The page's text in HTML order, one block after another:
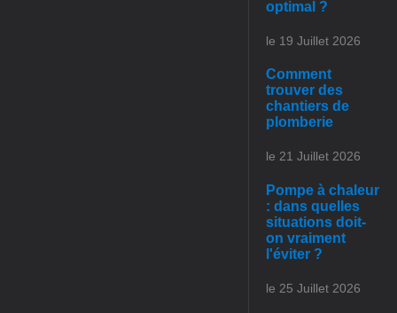
optimal ?
le 19 Juillet 2026
Comment
trouver des
chantiers de
plomberie
le 21 Juillet 2026
Pompe à chaleur
: dans quelles
situations doit-
on vraiment
l'éviter ?
le 25 Juillet 2026